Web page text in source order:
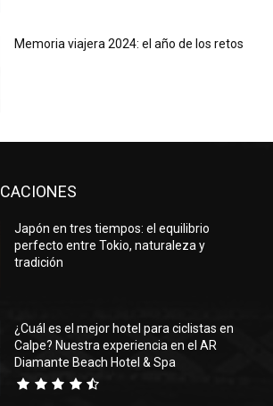
Memoria viajera 2024: el año de los retos
Japón en tres tiempos: el equilibrio
perfecto entre Tokio, naturaleza y
tradición
¿Cuál es el mejor hotel para ciclistas en
Calpe? Nuestra experiencia en el AR
Diamante Beach Hotel & Spa